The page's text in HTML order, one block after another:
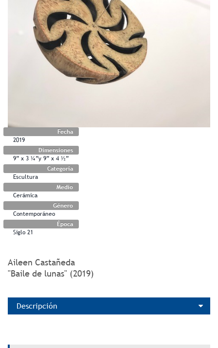
Fecha
2019
Dimensiones
9” x 3 ¼”y 9” x 4 ½”
Categoría
Escultura
Medio
Cerámica
Género
Contemporáneo
Época
Siglo 21
Aileen Castañeda
"Baile de lunas" (2019)
Descripción